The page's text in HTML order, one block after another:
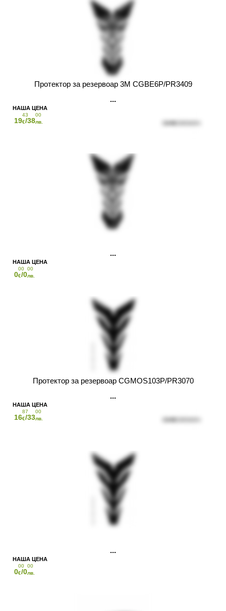
Протектор за резервоар 3M CGBE6P/PR3409
19
43
€/38
00
лв.
0
00
€/0
00
лв.
Протектор за резервоар CGMOS103P/PR3070
16
87
€/33
00
лв.
0
00
€/0
00
лв.